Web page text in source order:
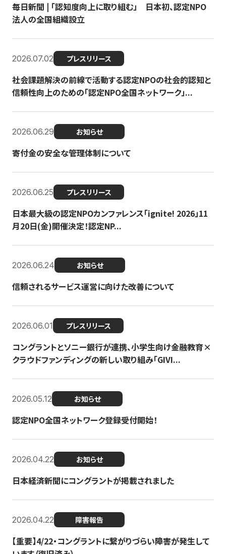
毎日新聞 | 「認知度向上に取り組む」 日本初、認定NPO
法人の全国組織設立
2026.07.02 プレスリリース
社会課題解決の前線で活動する認定NPOの社会的認知と
信頼性向上のための「認定NPO全国ネットワーク」...
2026.06.29 お知らせ
寄付金の安全な管理体制について
2026.06.25 プレスリリース
日本最大級の認定NPOカンファレンス「ignite! 2026」11
月20日(金)開催決定！認定NP...
2026.06.24 お知らせ
信頼されるサービス運営に向けた改善について
2026.06.01 プレスリリース
コングラントとソニー銀行が連携、小学生向け金融教育×
クラウドファンディングの新しい取り組み「GIVI...
2026.05.12 お知らせ
認定NPO全国ネットワーク登録受付開始！
2026.04.22 お知らせ
日本経済新聞にコングラントが掲載されました
2026.04.22 障害報告
【重要】4/22・コングラントに繋がりづらい障害が発生して